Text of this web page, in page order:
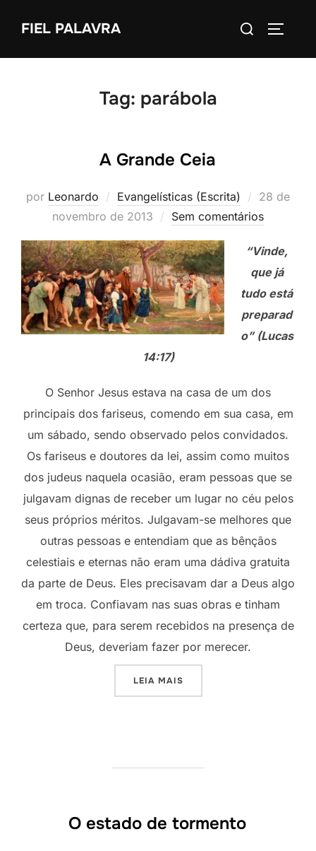
FIEL PALAVRA
Pesquisar
Tag: parábola
A Grande Ceia
por Leonardo Evangelísticas (Escrita)
Postado
em
28 de
novembro de 2013
Sem comentários
“Vinde,
que já
tudo está
preparad
o” (Lucas
14:17)
O Senhor Jesus estava na casa de um dos
principais dos fariseus, comendo em sua casa, em
um sábado, sendo observado pelos convidados.
Os fariseus e doutores da lei, assim como muitos
dos judeus naquela ocasião, eram pessoas que se
julgavam dignas de receber um lugar no céu pelos
seus próprios méritos. Julgavam-se melhores que
outras pessoas e entendiam que as bênçãos
celestiais e eternas não eram uma dádiva gratuita
da parte de Deus. Eles precisavam dar a Deus algo
em troca. Confiavam nas suas obras e tinham
certeza que, para serem recebidos na presença de
Deus, deveriam fazer por merecer.
LEIA MAIS“A GRANDE CEIA”
O estado de tormento